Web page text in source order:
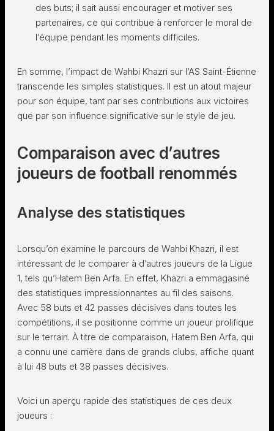
des buts; il sait aussi encourager et motiver ses
partenaires, ce qui contribue à renforcer le moral de
l’équipe pendant les moments difficiles.
En somme, l’impact de Wahbi Khazri sur l’AS Saint-Étienne
transcende les simples statistiques. Il est un atout majeur
pour son équipe, tant par ses contributions aux victoires
que par son influence significative sur le style de jeu.
Comparaison avec d’autres
joueurs de football renommés
Analyse des statistiques
Lorsqu’on examine le parcours de Wahbi Khazri, il est
intéressant de le comparer à d’autres joueurs de la Ligue
1, tels qu’Hatem Ben Arfa. En effet, Khazri a emmagasiné
des statistiques impressionnantes au fil des saisons.
Avec 58 buts et 42 passes décisives dans toutes les
compétitions, il se positionne comme un joueur prolifique
sur le terrain. À titre de comparaison, Hatem Ben Arfa, qui
a connu une carrière dans de grands clubs, affiche quant
à lui 48 buts et 38 passes décisives.
Voici un aperçu rapide des statistiques de ces deux
joueurs :